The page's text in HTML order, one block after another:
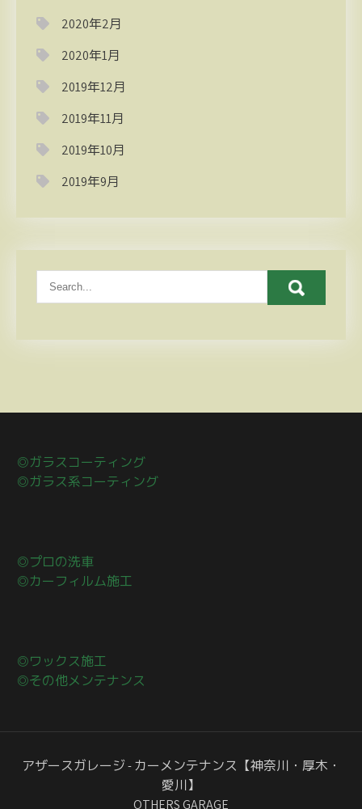
2020年2月
2020年1月
2019年12月
2019年11月
2019年10月
2019年9月
◎ガラスコーティング
◎ガラス系コーティング
◎プロの洗車
◎カーフィルム施工
◎ワックス施工
◎その他メンテナンス
アザースガレージ - カーメンテナンス【神奈川・厚木・
愛川】
OTHERS GARAGE